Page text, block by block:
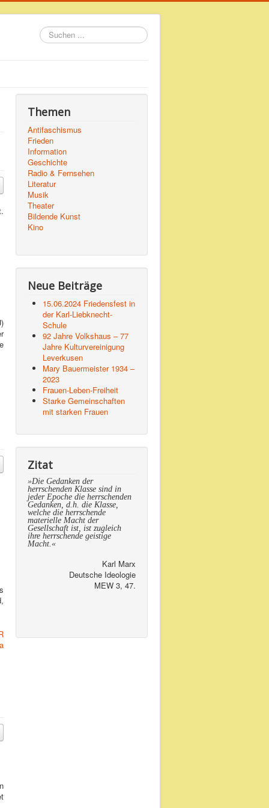
Suchen
...
Themen
Antifaschismus
Frieden
Information
Geschichte
Radio & Fernsehen
Literatur
Musik
Theater
Bildende Kunst
Kino
Neue Beiträge
15.06.2024 Friedensfest in
der Karl-Liebknecht-
Schule
92 Jahre Volkshaus – 77
Jahre Kulturvereinigung
Leverkusen
Mary Bauermeister 1934 –
2023
Frauen-Leben-Freiheit
Starke Gemeinschaften
mit starken Frauen
Zitat
»Die Gedanken der
herrschenden Klasse sind in
jeder Epoche die herrschenden
Gedanken, d.h. die Klasse,
welche die herrschende
materielle Macht der
Gesellschaft ist, ist zugleich
ihre herrschende geistige
Macht.«
Karl Marx
Deutsche Ideologie
MEW 3, 47.